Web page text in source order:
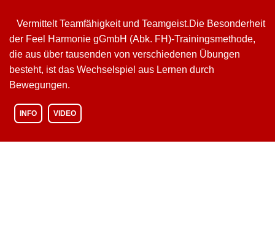
Vermittelt Teamfähigkeit und Teamgeist.Die Besonderheit
der Feel Harmonie gGmbH (Abk. FH)-Trainingsmethode,
die aus über tausenden von verschiedenen Übungen
besteht, ist das Wechselspiel aus Lernen durch
Bewegungen.
INFO VIDEO